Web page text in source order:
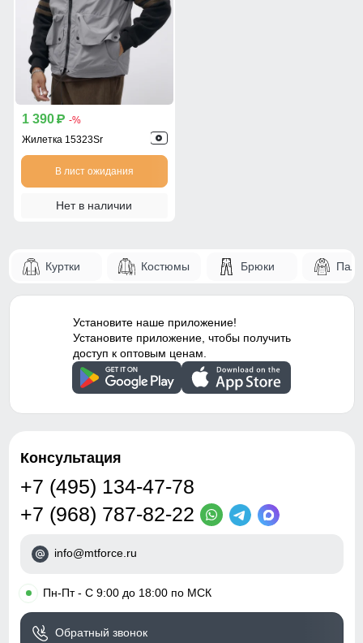
1 390 p -%
Жилетка 15323Sr
В лист ожидания
Нет в наличии
Куртки Костюмы Брюки
Установите наше приложение!
Установите приложение, чтобы получить
доступ к оптовым ценам.
Консультация
+7 (495) 134-47-78
+7 (968) 787-82-22
info@mtforce.ru
• Пн-Пт - С 9:00 до 18:00 по МСК
Обратный звонок